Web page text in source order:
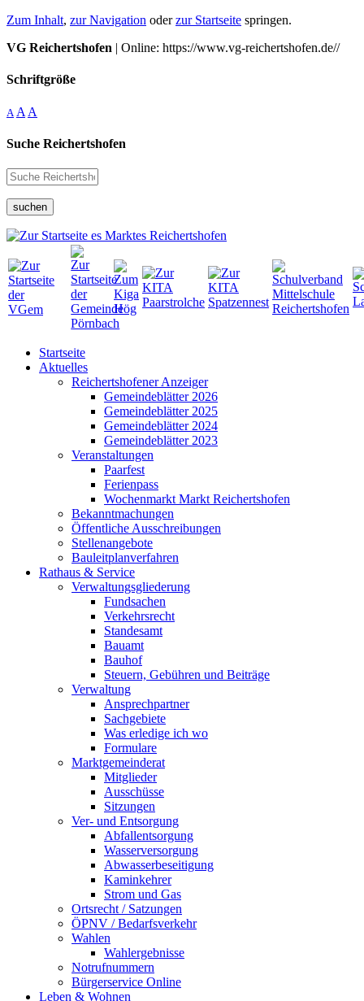
Zum Inhalt, zur Navigation oderzur Startseite springen.
VG Reichertshofen | Online: https://www.vg-reichertshofen.de//
Schriftgröße
A A A
Suche Reichertshofen
suchen
Startseite
Aktuelles
Reichertshofener Anzeiger
Gemeindeblätter 2026
Gemeindeblätter 2025
Gemeindeblätter 2024
Gemeindeblätter 2023
Veranstaltungen
Paarfest
Ferienpass
Wochenmarkt Markt Reichertshofen
Bekanntmachungen
Öffentliche Ausschreibungen
Stellenangebote
Bauleitplanverfahren
Rathaus & Service
Verwaltungsgliederung
Fundsachen
Verkehrsrecht
Standesamt
Bauamt
Bauhof
Steuern, Gebühren und Beiträge
Verwaltung
Ansprechpartner
Sachgebiete
Was erledige ich wo
Formulare
Marktgemeinderat
Mitglieder
Ausschüsse
Sitzungen
Ver- und Entsorgung
Abfallentsorgung
Wasserversorgung
Abwasserbeseitigung
Kaminkehrer
Strom und Gas
Ortsrecht / Satzungen
ÖPNV / Bedarfsverkehr
Wahlen
Wahlergebnisse
Notrufnummern
Bürgerservice Online
Leben & Wohnen